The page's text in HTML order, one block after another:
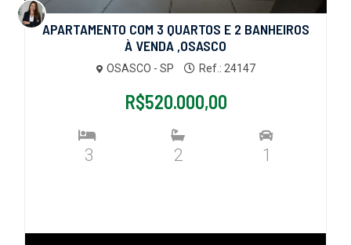
APARTAMENTO COM 3 QUARTOS E 2 BANHEIROS
À VENDA ,OSASCO
OSASCO - SP Ref.: 24147
R$520.000,00
3 2 1